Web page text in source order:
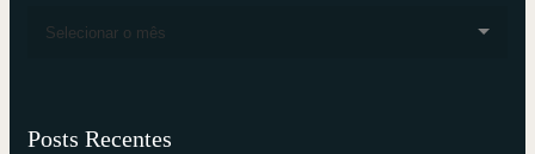
Selecionar o mês
Posts Recentes